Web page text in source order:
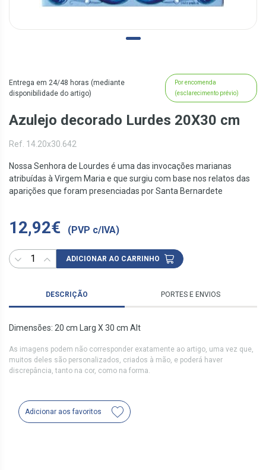
Entrega em 24/48 horas (mediante
disponibilidade do artigo)
Por encomenda
(esclarecimento prévio)
Azulejo decorado Lurdes 20X30 cm
Ref. 14.20x30.642
Nossa Senhora de Lourdes é uma das invocações marianas
atribuídas à Virgem Maria e que surgiu com base nos relatos das
aparições que foram presenciadas por Santa Bernardete
12,92€ (PVP c/IVA)
ADICIONAR AO CARRINHO
DESCRIÇÃO PORTES E ENVIOS
Dimensões: 20 cm Larg X 30 cm Alt
As imagens podem não corresponder exatamente ao artigo, uma vez que,
muitos deles são personalizados, criados à mão, e poderá haver
discrepância, tanto na cor, como na forma.
Adicionar aos favoritos